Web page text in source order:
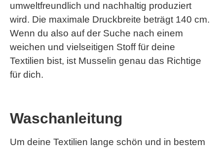
umweltfreundlich und nachhaltig produziert
wird. Die maximale Druckbreite beträgt 140 cm.
Wenn du also auf der Suche nach einem
weichen und vielseitigen Stoff für deine
Textilien bist, ist Musselin genau das Richtige
für dich.
Waschanleitung
Um deine Textilien lange schön und in bestem